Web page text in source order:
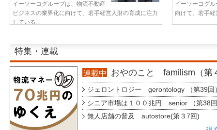
イーソーコグループは、物流不動産
ビジネスの業界化に向けて、若手経営人財の育成に注力
している...
イーソーコグ
向けて、若手
特集・連載
連載中 おやのこと familism（第
ジェロントロジー gerontology （第39回
シニア市場は１００兆円 senior （第38
無人店舗の普及 autostore(第３7回)